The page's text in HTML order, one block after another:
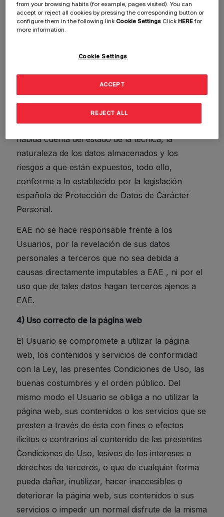
registro como Usuario para el acceso y uso de la
página web, sin perjuicio de que para la utilización
de determinados servicios o contenidos de la
EAE adopta las medidas técnicas y organizativas
necesarias para garantizar la protección de los
datos de carácter personal y evitar su alteración,
pérdida, tratamiento y/o acceso no autorizado,
habida cuenta del estado de la técnica, la
naturaleza de los datos almacenados y los
riesgos a que están expuestos, todo ello,
conforme a lo establecido por la legislación
española de Protección de Datos de Carácter
Personal.
EAE no se hace responsable frente a los
Usuarios, por la revelación de sus datos
personales a terceros que no sea debida a
causas directamente imputables a EAE , ni por el
uso que de tales datos hagan terceros ajenos a
EAE.
4) Uso correcto de la página web
El Usuario se compromete a utilizar la página
web, los contenidos y servicios de conformidad
con la Ley, las presentes Condiciones de Uso, las
buenas costumbres y el orden público. Del
mismo modo el Usuario se obliga a no utilizar la
página web, sus contenidos o los servicios que se
presten a través de ésta con fines o efectos
ilícitos o contrarios al contenido de las presentes
Condiciones de Uso, lesivos de los intereses o
derechos de terceros, o que de cualquier forma
pueda dañar, inutilizar, hacer inaccesibles o
deteriorar la página web, sus contenidos o sus
servicios o impedir un normal disfrute de la misma
from your browsing habits (for example, pages visited). You can
accept or reject all cookies by pressing the corresponding button or
configure them in the following linkCookie Settings ClickHEREfor
more information.
Cookie Settings
REJECT ALL
ACCEPT